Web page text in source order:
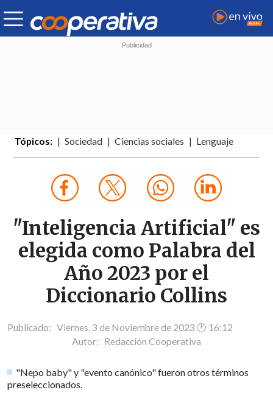
Tópicos: Sociedad Ciencias sociales Lenguaje
"Inteligencia Artificial" es
elegida como Palabra del
Año 2023 por el
Diccionario Collins
Publicado: Viernes, 3 de Noviembre de 2023 🕐 16:12
Autor: Redacción Cooperativa
"Nepo baby" y "evento canónico" fueron otros términos
preseleccionados.